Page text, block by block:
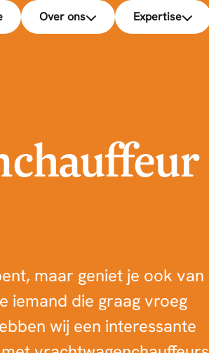
Over ons Expertise
maar geniet je ook van
iemand die graag vroeg
wij een interessante